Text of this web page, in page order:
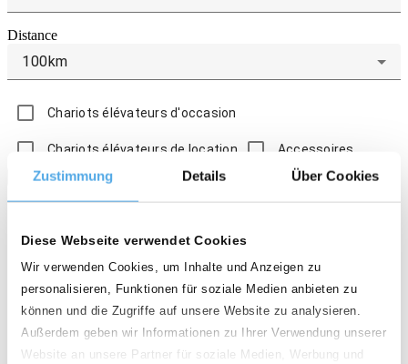
Zustimmung Details Über Cookies
Diese Webseite verwendet Cookies
Wir verwenden Cookies, um Inhalte und Anzeigen zu
personalisieren, Funktionen für soziale Medien anbieten zu
können und die Zugriffe auf unsere Website zu analysieren.
Außerdem geben wir Informationen zu Ihrer Verwendung unserer
Website an unsere Partner für soziale Medien, Werbung und
Distance
100km
Chariots élévateurs d'occasion
Chariots élévateurs de location Accessoires
1 revendeurs
Fabricant: Jungheinrich
Occasion